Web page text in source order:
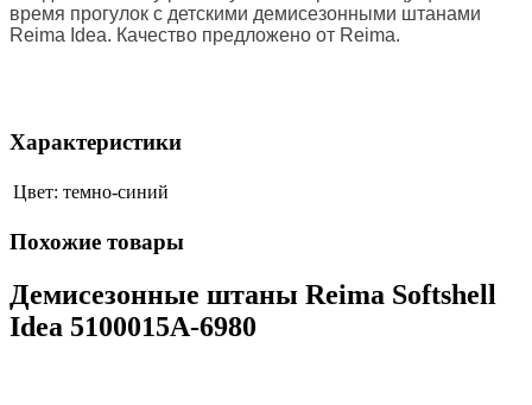
время прогулок с детскими демисезонными штанами
Reima Idea. Качество предложено от Reima.
Характеристики
Цвет: темно-синий
Похожие товары
Демисезонные штаны Reima Softshell
Idea 5100015A-6980